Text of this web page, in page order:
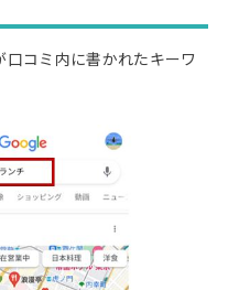
コミ内に書かれたキーワ